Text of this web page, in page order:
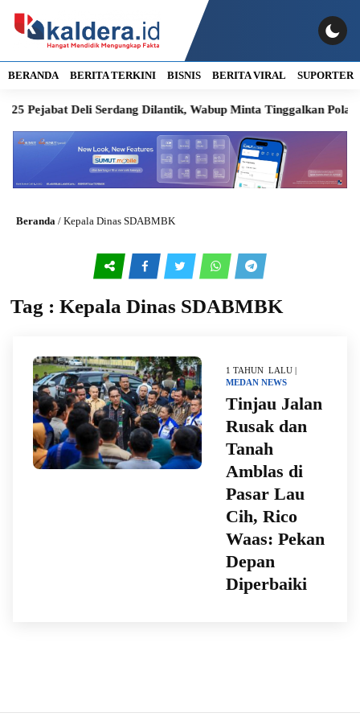
BERANDA BERITA TERKINI BISNIS BERITA VIRAL SUPORTER
25 Pejabat Deli Serdang Dilantik, Wabup Minta Tinggalkan Pola
Beranda / Kepala Dinas SDABMBK
Tag : Kepala Dinas SDABMBK
1 TAHUN LALU |
MEDAN NEWS
Tinjau Jalan
Rusak dan
Tanah
Amblas di
Pasar Lau
Cih, Rico
Waas: Pekan
Depan
Diperbaiki